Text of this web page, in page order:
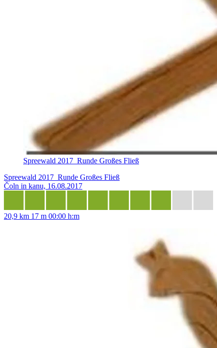
Spreewald 2017_Runde Großes Fließ
Spreewald 2017_Runde Großes Fließ
Čoln in kanu, 16.08.2017
20,9 km 17 m 00:00 h:m